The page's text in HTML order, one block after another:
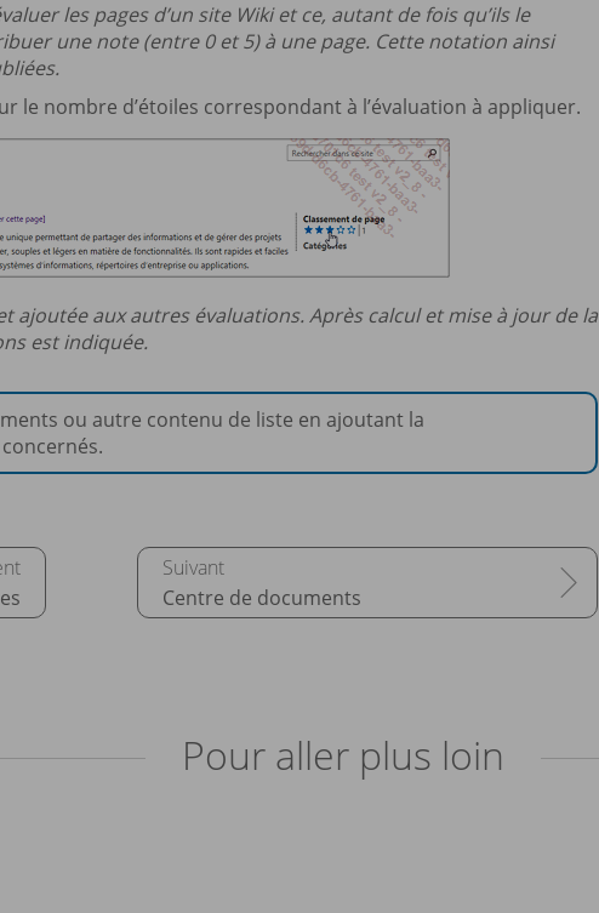
les pages d’un site Wiki et ce, autant de fois qu’ils le
une note (entre 0 et 5) à une page. Cette notation ainsi
le nombre d’étoiles correspondant à l’évaluation à appliquer.
ajoutée aux autres évaluations. Après calcul et mise à jour de la
est indiquée.
ou autre contenu de liste en ajoutant la
Centre de documents
Pour aller plus loin